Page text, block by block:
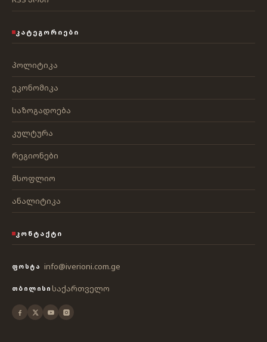
ᲙᲐᲢᲔᲒᲝᲠᲘᲔᲑᲘ
პოლიტიკა
ეკონომიკა
საზოგადოება
კულტურა
რეგიონები
მსოფლიო
ანალიტიკა
ᲙᲝᲜᲢᲐᲥᲢᲘ
ᲤᲝᲡᲢᲐ info@iverioni.com.ge
ᲗᲑᲘᲚᲘᲡᲘ საქართველო